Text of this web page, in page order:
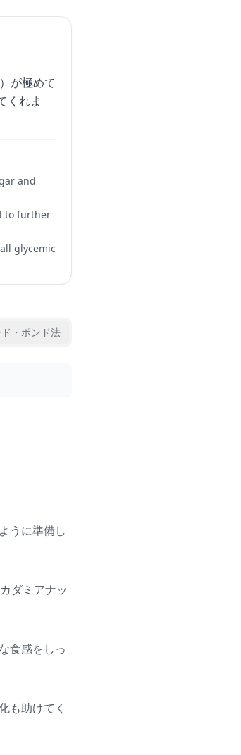
が極めて
くれま
and
to further
glycemic
・ポンド法
うに準備し
ダミアナッ
食感をしっ
も助けてく